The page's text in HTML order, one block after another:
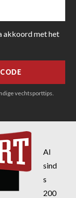
akkoord met het
vechtsporttips.
Al
sind
s
200